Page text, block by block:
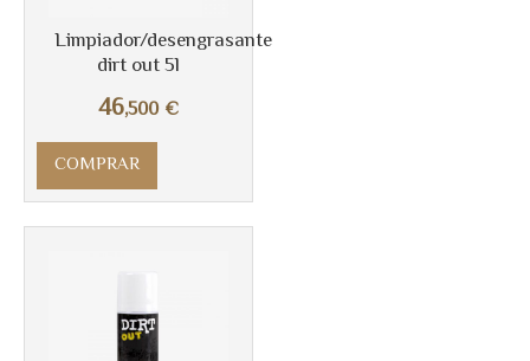
Limpiador/desengrasante
dirt out 5l
46,500 €
COMPRAR